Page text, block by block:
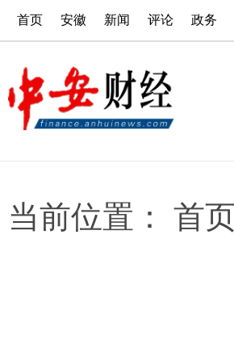
首页 安徽 新闻 评论 政务
当前位置： 首